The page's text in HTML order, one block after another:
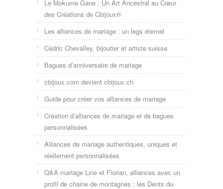
Le Mokume Gane : Un Art Ancestral au Cœur
des Créations de Cbijoux®
Les alliances de mariage : un legs éternel
Cédric Chevalley, bijoutier et artiste suisse
Bagues d’anniversaire de mariage
cbijoux.com devient cbijoux.ch
Guide pour créer vos alliances de mariage
Création d’alliances de mariage et de bagues
personnalisées
Alliances de mariage authentiques, uniques et
réellement personnalisées
Q&A mariage Line et Florian, alliances avec un
profil de chaine de montagnes : les Dents du